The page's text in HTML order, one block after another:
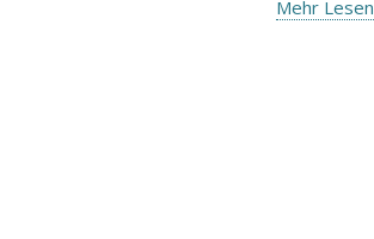
Mehr Lesen